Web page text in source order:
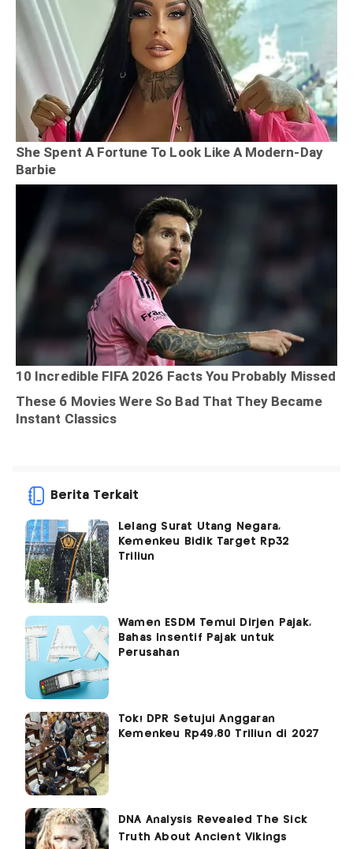
Berita Terkait
Lelang Surat Utang Negara,
Kemenkeu Bidik Target Rp32
Triliun
Wamen ESDM Temui Dirjen Pajak,
Bahas Insentif Pajak untuk
Perusahan
Tok! DPR Setujui Anggaran
Kemenkeu Rp49,80 Triliun di 2027